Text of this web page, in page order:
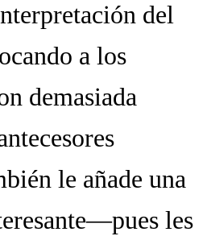
del
a los
demasiada
le añade una
les